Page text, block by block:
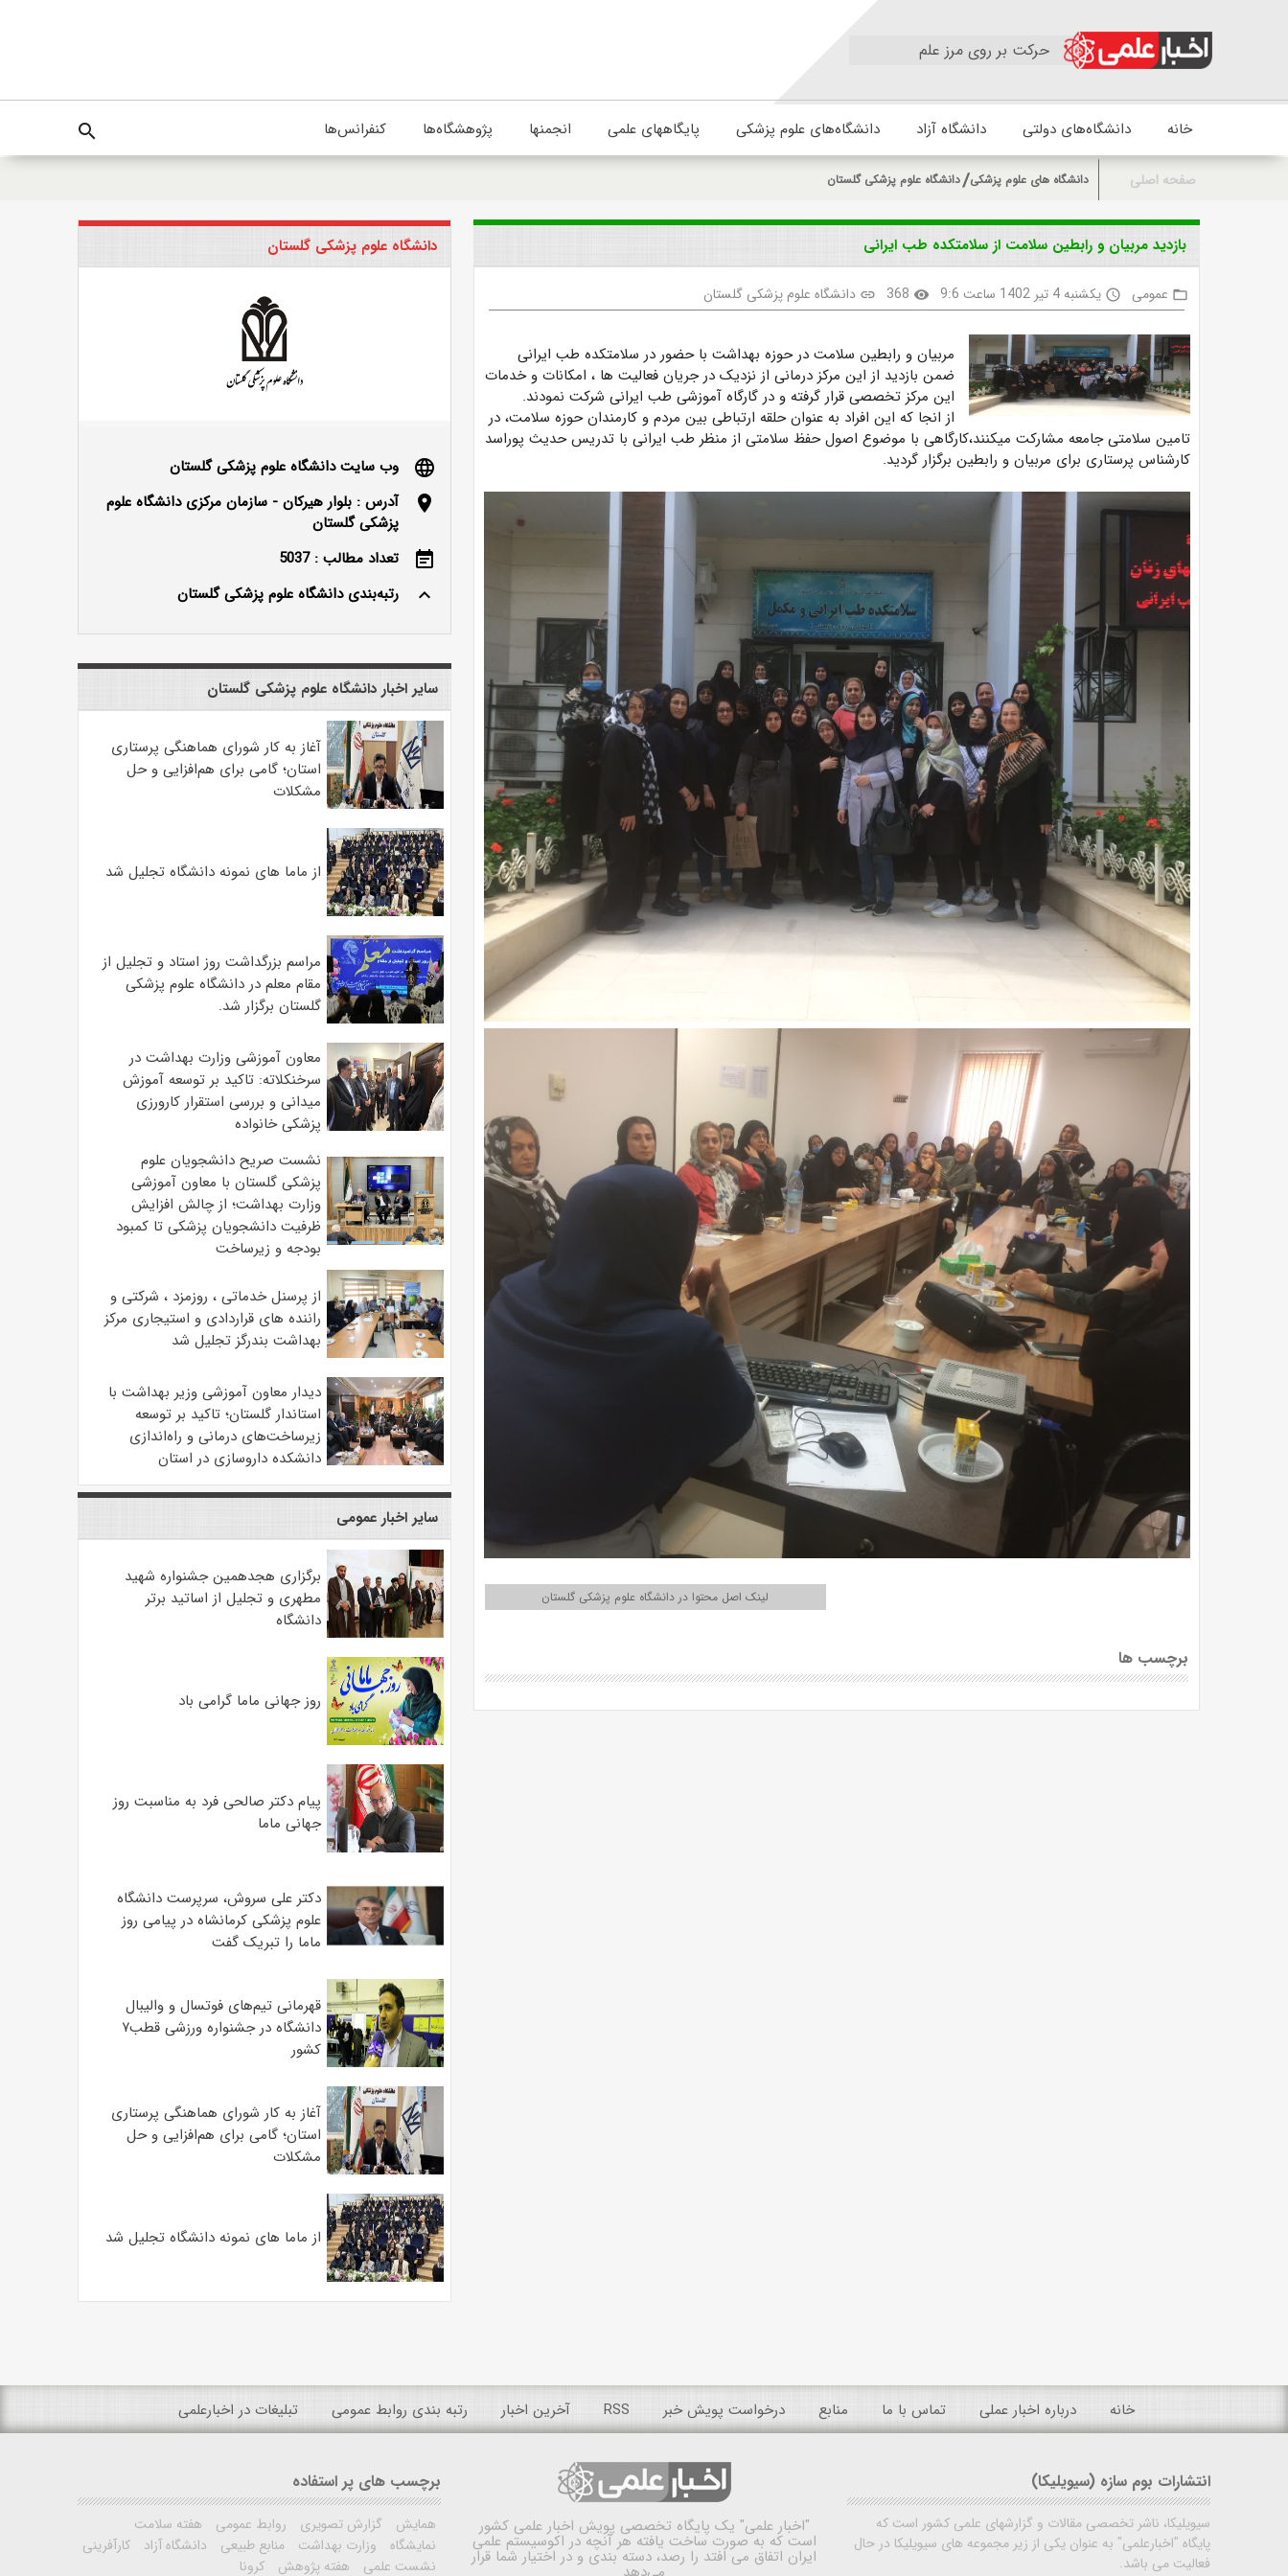
حرکت بر روی مرز علم
خانه دانشگاه‌های دولتی دانشگاه آزاد دانشگاه‌های علوم پزشکی پایگاههای علمی انجمنها پژوهشگاه‌ها کنفرانس‌ها search
صفحه اصلی دانشگاه های علوم پزشکی دانشگاه علوم پزشکی گلستان
بازدید مربیان و رابطین سلامت از سلامتکده طب ایرانی
folder_open عمومی access_time یکشنبه 4 تیر 1402 ساعت 9:6 visibility
368
link دانشگاه علوم پزشکی گلستان
مربیان و رابطین سلامت در حوزه بهداشت با حضور در سلامتکده طب ایرانی
ضمن بازدید از این مرکز درمانی از نزدیک در جریان فعالیت ها ، امکانات و خدمات
این مرکز تخصصی قرار گرفته و در گارگاه آموزشی طب ایرانی شرکت نمودند.
از انجا که این افراد به عنوان حلقه ارتباطی بین مردم و کارمندان حوزه سلامت، در
تامین سلامتی جامعه مشارکت میکنند،کارگاهی با موضوع اصول حفظ سلامتی از منظر طب ایرانی با تدریس حدیث پوراسد
کارشناس پرستاری برای مربیان و رابطین برگزار گردید.
لینک اصل محتوا در دانشگاه علوم پزشکی گلستان
برچسب ها
دانشگاه علوم پزشکی گلستان
language
وب سایت دانشگاه علوم پزشکی گلستان
location_on
آدرس : بلوار هیرکان - سازمان مرکزی دانشگاه علوم
پزشکی گلستان
event_note
تعداد مطالب : 5037
keyboard_arrow_up
رتبه‌بندی دانشگاه علوم پزشکی گلستان
سایر اخبار دانشگاه علوم پزشکی گلستان
آغاز به کار شورای هماهنگی پرستاری
استان؛ گامی برای هم‌افزایی و حل
مشکلات
از ماما های نمونه دانشگاه تجلیل شد
مراسم بزرگداشت روز استاد و تجلیل از
مقام معلم در دانشگاه علوم پزشکی
گلستان برگزار شد.‌
معاون آموزشی وزارت بهداشت در
سرخنکلاته: تاکید بر توسعه آموزش
میدانی و بررسی استقرار کارورزی
پزشکی ‌خانواده
نشست صریح دانشجویان علوم
پزشکی گلستان با معاون آموزشی
وزارت بهداشت؛ از چالش افزایش
ظرفیت دانشجویان ‌پزشکی تا کمبود
بودجه و زیرساخت
از پرسنل خدماتی ، روزمزد ، شرکتی و
راننده های قراردادی و استیجاری مرکز
بهداشت بندرگز تجلیل شد
دیدار معاون آموزشی وزیر بهداشت با
استاندار گلستان؛ تاکید بر توسعه
زیرساخت‌های درمانی و راه‌اندازی
دانشکده داروسازی در استان
سایر اخبار عمومی
برگزاری هجدهمین جشنواره شهید
مطهری و تجلیل از اساتید برتر
دانشگاه
روز جهانی ماما گرامی باد
پیام دکتر صالحی فرد به مناسبت روز
جهانی ماما
دکتر علی سروش، سرپرست دانشگاه
علوم پزشکی کرمانشاه در پیامی روز
ماما را تبریک گفت
قهرمانی تیم‌های فوتسال و والیبال
دانشگاه در جشنواره ورزشی قطب۷
کشور
آغاز به کار شورای هماهنگی پرستاری
استان؛ گامی برای هم‌افزایی و حل
مشکلات
از ماما های نمونه دانشگاه تجلیل شد
خانه درباره اخبار عملی تماس با ما منابع درخواست پویش خبر RSS آخرین اخبار رتبه بندی روابط عمومی تبلیغات در اخبارعلمی
انتشارات بوم سازه (سیویلیکا)
سیویلیکا، ناشر تخصصی مقالات و گزارشهای علمی کشور است که
پایگاه "اخبارعلمی" به عنوان یکی از زیر مجموعه های سیویلیکا در حال
فعالیت می باشد.
"اخبار علمی" یک پایگاه تخصصی پویش اخبار علمی کشور
است که به صورت ساخت یافته هر آنچه در اکوسیستم علمی
ایران اتفاق می افتد را رصد، دسته بندی و در اختیار شما قرار
برچسب های پر استفاده
همایش گزارش تصویری روابط عمومی
هفته سلامت
نمایشگاه
وزارت بهداشت منابع طبیعی دانشگاه آزاد
کارآفرینی
نشست علمی
هفته پژوهش کرونا